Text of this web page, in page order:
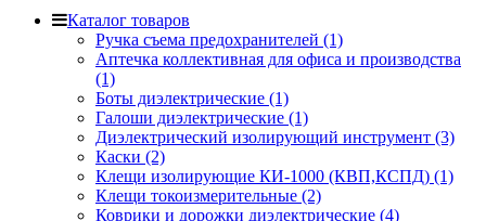
Каталог товаров
Ручка съема предохранителей (1)
Аптечка коллективная для офиса и производства
(1)
Боты диэлектрические (1)
Галоши диэлектрические (1)
Диэлектрический изолирующий инструмент (3)
Каски (2)
Клещи изолирующие КИ-1000 (КВП,КСПД) (1)
Клещи токоизмерительные (2)
Коврики и дорожки диэлектрические (4)